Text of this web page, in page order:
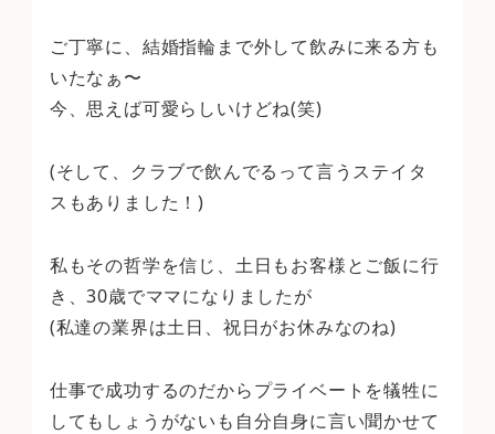
ご丁寧に、結婚指輪まで外して飲みに来る方も
いたなぁ〜
今、思えば可愛らしいけどね(笑)
(そして、クラブで飲んでるって言うステイタ
スもありました！)
私もその哲学を信じ、土日もお客様とご飯に行
き、30歳でママになりましたが
(私達の業界は土日、祝日がお休みなのね)
仕事で成功するのだからプライベートを犠牲に
してもしょうがないも自分自身に言い聞かせて